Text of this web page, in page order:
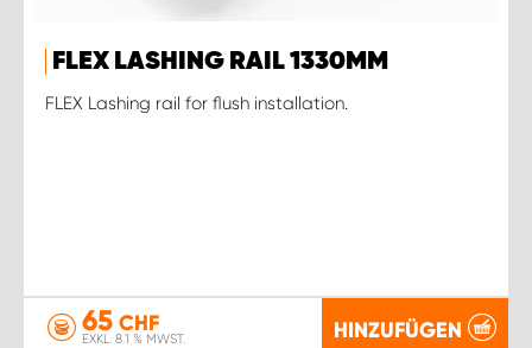
FLEX LASHING RAIL 1330MM
FLEX Lashing rail for flush installation.
65 CHF
EXKL. 8.1 % MWST. HINZUFÜGEN